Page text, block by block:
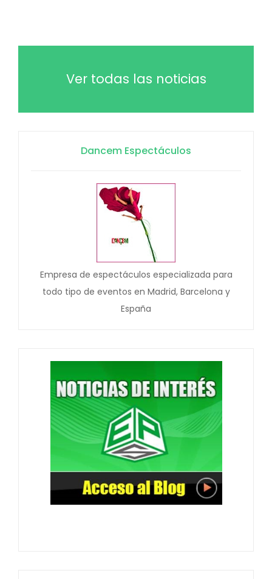
Ver todas las noticias
Dancem Espectáculos
Empresa de espectáculos especializada para
todo tipo de eventos en Madrid, Barcelona y
España